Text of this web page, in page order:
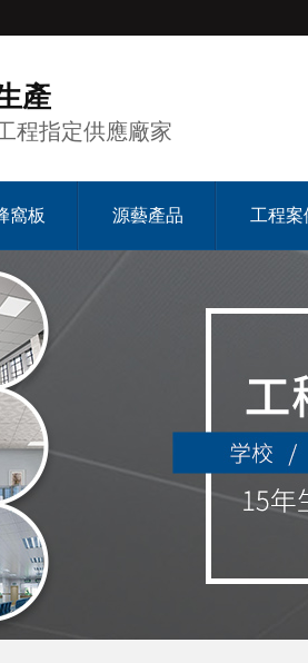
產
程指定供應廠家
窩板 源藝產品 工程案